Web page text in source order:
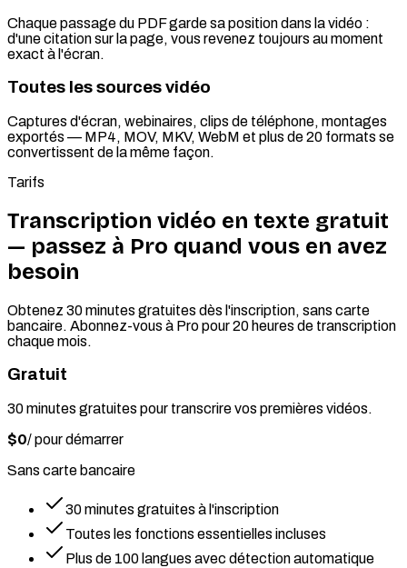
Chaque passage du PDF garde sa position dans la vidéo :
d'une citation sur la page, vous revenez toujours au moment
exact à l'écran.
Toutes les sources vidéo
Captures d'écran, webinaires, clips de téléphone, montages
exportés — MP4, MOV, MKV, WebM et plus de 20 formats se
convertissent de la même façon.
Tarifs
Transcription vidéo en texte gratuit
— passez à Pro quand vous en avez
besoin
Obtenez 30 minutes gratuites dès l'inscription, sans carte
bancaire. Abonnez-vous à Pro pour 20 heures de transcription
chaque mois.
Gratuit
30 minutes gratuites pour transcrire vos premières vidéos.
$0/pour démarrer
Sans carte bancaire
30 minutes gratuites à l'inscription
Toutes les fonctions essentielles incluses
Plus de 100 langues avec détection automatique